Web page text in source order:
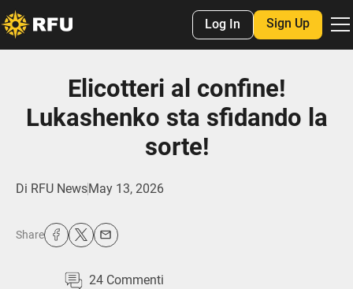
Log In Sign Up
Elicotteri al confine!
Lukashenko sta sfidando la
sorte!
Di RFU NewsMay 13, 2026
Share
24 Commenti